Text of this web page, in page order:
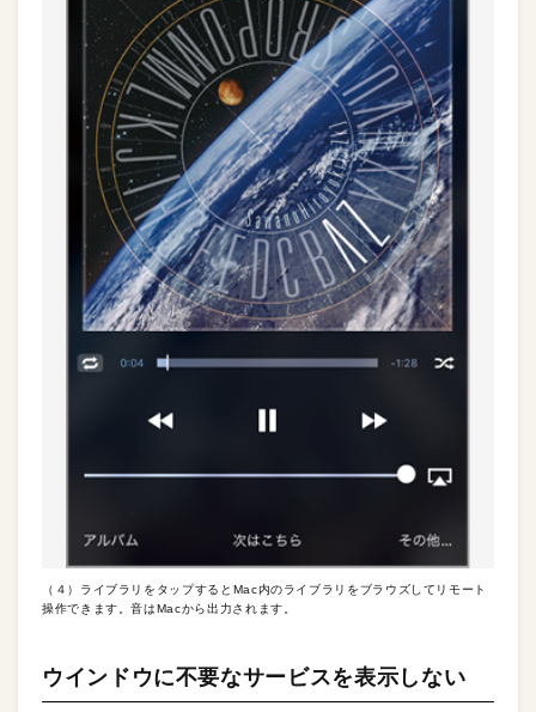
（４）ライブラリをタップするとMac内のライブラリをブラウズしてリモート
操作できます。音はMacから出力されます。
ウインドウに不要なサービスを表示しない